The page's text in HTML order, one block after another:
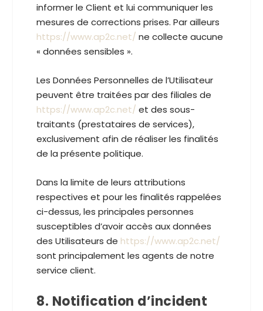
informer le Client et lui communiquer les
mesures de corrections prises. Par ailleurs
https://www.ap2c.net/ ne collecte aucune
« données sensibles ».
Les Données Personnelles de l’Utilisateur
peuvent être traitées par des filiales de
https://www.ap2c.net/ et des sous-
traitants (prestataires de services),
exclusivement afin de réaliser les finalités
de la présente politique.
Dans la limite de leurs attributions
respectives et pour les finalités rappelées
ci-dessus, les principales personnes
susceptibles d’avoir accès aux données
des Utilisateurs de https://www.ap2c.net/
sont principalement les agents de notre
service client.
8. Notification d’incident